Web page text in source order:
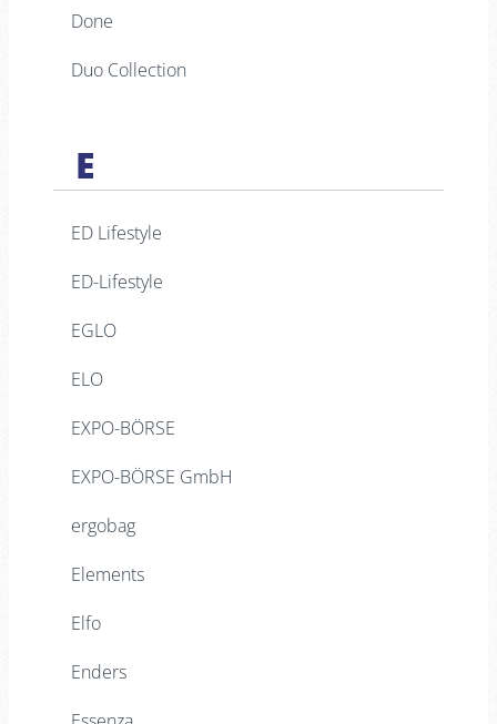
Done
Duo Collection
E
ED Lifestyle
ED-Lifestyle
EGLO
ELO
EXPO-BÖRSE
EXPO-BÖRSE GmbH
ergobag
Elements
Elfo
Enders